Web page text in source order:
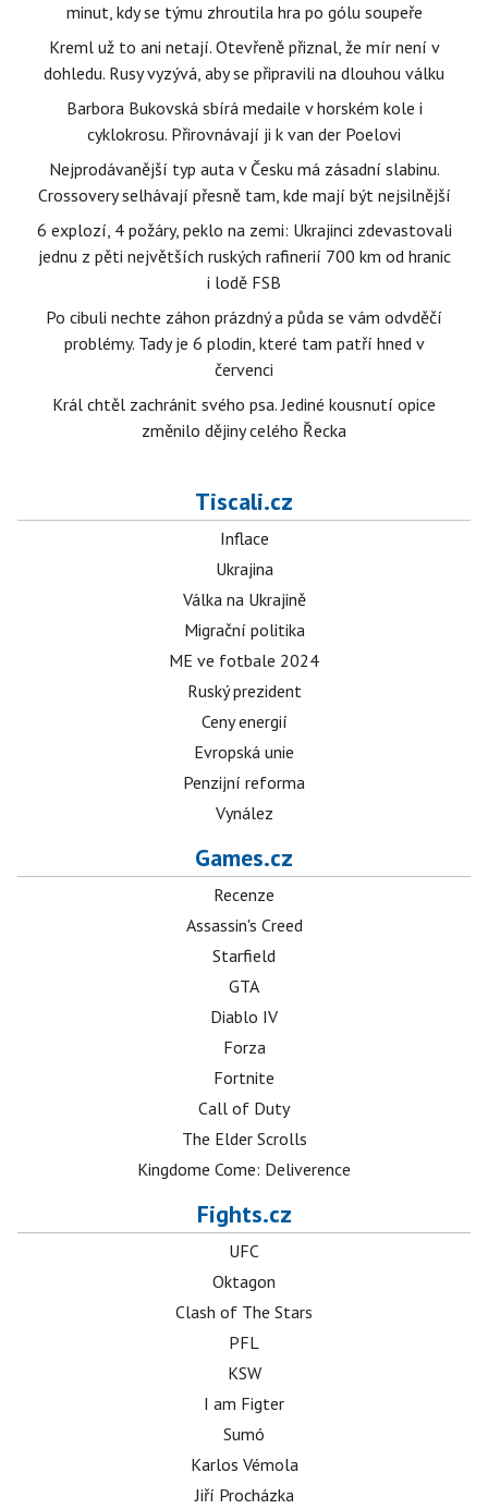
minut, kdy se týmu zhroutila hra po gólu soupeře
Kreml už to ani netají. Otevřeně přiznal, že mír není v
dohledu. Rusy vyzývá, aby se připravili na dlouhou válku
Barbora Bukovská sbírá medaile v horském kole i
cyklokrosu. Přirovnávají ji k van der Poelovi
Nejprodávanější typ auta v Česku má zásadní slabinu.
Crossovery selhávají přesně tam, kde mají být nejsilnější
6 explozí, 4 požáry, peklo na zemi: Ukrajinci zdevastovali
jednu z pěti největších ruských rafinerií 700 km od hranic
i lodě FSB
Po cibuli nechte záhon prázdný a půda se vám odvděčí
problémy. Tady je 6 plodin, které tam patří hned v
červenci
Král chtěl zachránit svého psa. Jediné kousnutí opice
změnilo dějiny celého Řecka
Tiscali.cz
Inflace
Ukrajina
Válka na Ukrajině
Migrační politika
ME ve fotbale 2024
Ruský prezident
Ceny energií
Evropská unie
Penzijní reforma
Vynález
Games.cz
Recenze
Assassin's Creed
Starfield
GTA
Diablo IV
Forza
Fortnite
Call of Duty
The Elder Scrolls
Kingdome Come: Deliverence
Fights.cz
UFC
Oktagon
Clash of The Stars
PFL
KSW
I am Figter
Sumó
Karlos Vémola
Jiří Procházka